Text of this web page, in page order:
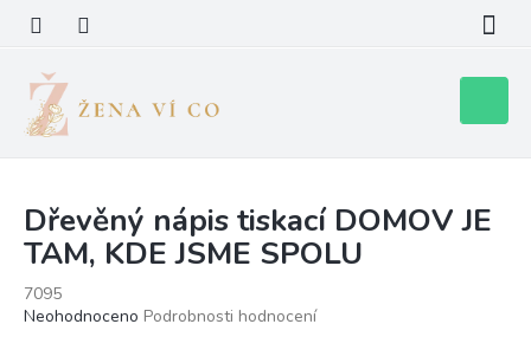
obsah
košík
Dřevěný nápis tiskací DOMOV JE
TAM, KDE JSME SPOLU
7095
Průměrné
Neohodnoceno Podrobnosti hodnocení